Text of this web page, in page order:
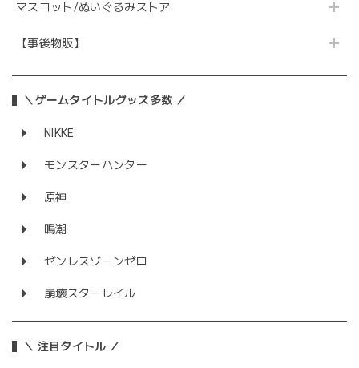
マスコット/ぬいぐるみストア
【事後物販】
＼ゲームタイトルグッズ多数 ／
NIKKE
モンスターハンター
原神
鳴潮
ゼンレスゾーンゼロ
崩壊スターレイル
＼ 注目タイトル ／